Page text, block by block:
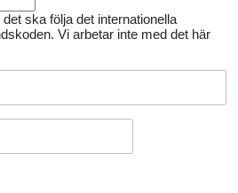
ska följa det internationella
Vi arbetar inte med det här